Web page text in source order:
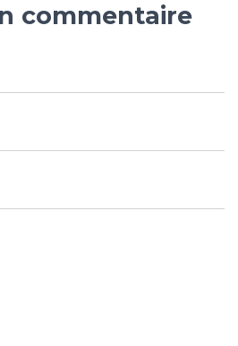
commentaire